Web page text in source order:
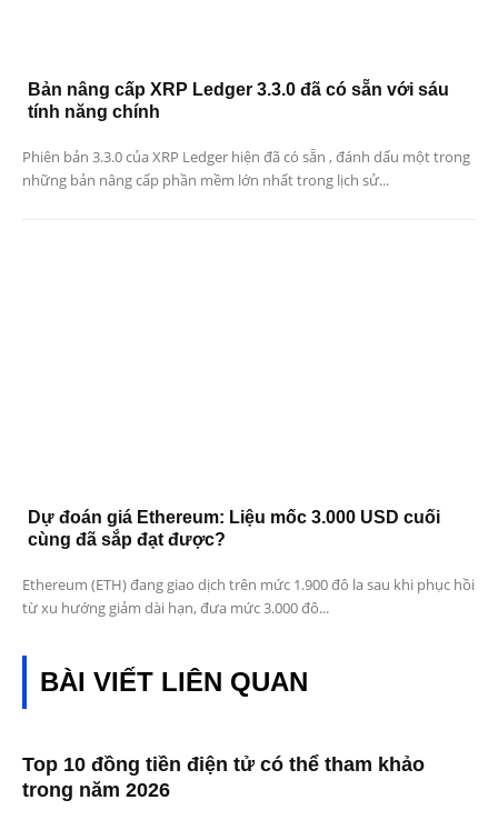
Bản nâng cấp XRP Ledger 3.3.0 đã có sẵn với sáu
tính năng chính
Phiên bản 3.3.0 của XRP Ledger hiện đã có sẵn , đánh dấu một trong
những bản nâng cấp phần mềm lớn nhất trong lịch sử...
Dự đoán giá Ethereum: Liệu mốc 3.000 USD cuối
cùng đã sắp đạt được?
Ethereum (ETH) đang giao dịch trên mức 1.900 đô la sau khi phục hồi
từ xu hướng giảm dài hạn, đưa mức 3.000 đô...
BÀI VIẾT LIÊN QUAN
Top 10 đồng tiền điện tử có thể tham khảo
trong năm 2026